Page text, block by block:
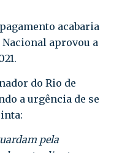
acabaria
Nacional aprovou a
do Rio de
a urgência de se
pela